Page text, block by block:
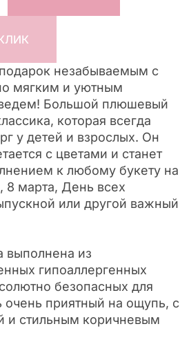
незабываемым с
мягким и уютным
Большой плюшевый
которая всегда
у детей и взрослых. Он
с цветами и станет
к любому букету на
8 марта, День всех
или другой важный
выполнена из
гипоаллергенных
безопасных для
приятный на ощупь, с
и стильным коричневым